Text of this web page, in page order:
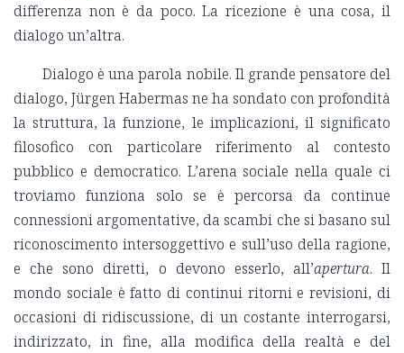
differenza non è da poco. La ricezione è una cosa, il
dialogo un’altra.
Dialogo è una parola nobile. Il grande pensatore del
dialogo, Jürgen Habermas ne ha sondato con profondità
la struttura, la funzione, le implicazioni, il significato
filosofico con particolare riferimento al contesto
pubblico e democratico. L’arena sociale nella quale ci
troviamo funziona solo se è percorsa da continue
connessioni argomentative, da scambi che si basano sul
riconoscimento intersoggettivo e sull’uso della ragione,
e che sono diretti, o devono esserlo, all’apertura. Il
mondo sociale è fatto di continui ritorni e revisioni, di
occasioni di ridiscussione, di un costante interrogarsi,
indirizzato, in fine, alla modifica della realtà e del